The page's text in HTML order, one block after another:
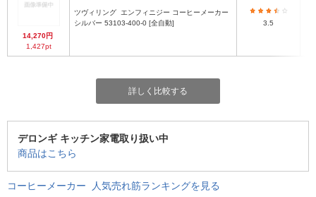
14,270円
1,427pt
ツヴィリング
シルバー 53103-400-0 [全自動]
3.5
詳しく比較する
デロンギ キッチン家電取り扱い中
商品はこちら
コーヒーメーカー 人気売れ筋ランキングを見る